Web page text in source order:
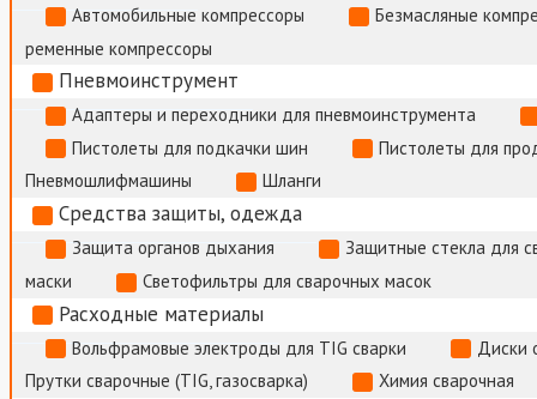
Автомобильные компрессоры
Безмасляные
ременные компрессоры
Пневмоинструмент
Адаптеры и переходники для пневмоинструмента
Пистолеты для подкачки шин
Пистолеты для
Пневмошлифмашины
Шланги
Средства защиты, одежда
Защита органов дыхания
Защитные стекла для
маски
Светофильтры для сварочных масок
Расходные материалы
Вольфрамовые электроды для TIG сварки
Диски
Прутки сварочные (TIG, газосварка)
Химия сварочная